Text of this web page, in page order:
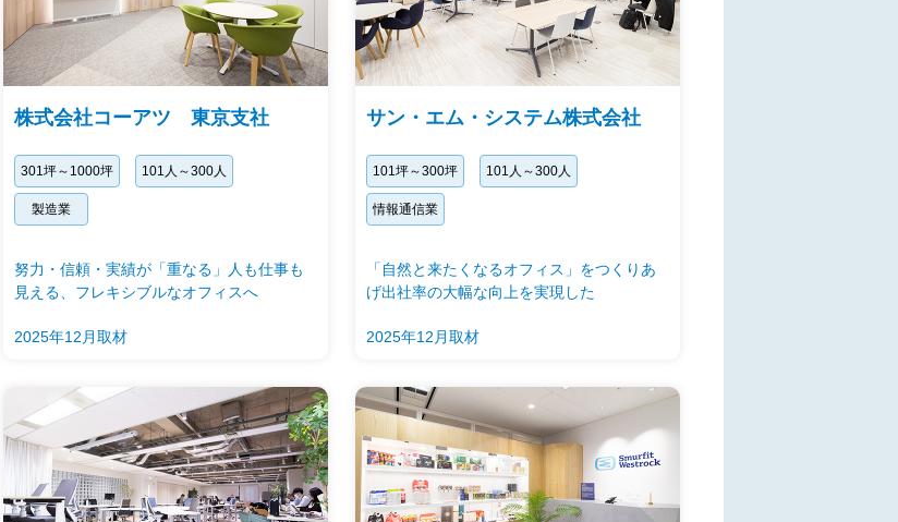
株式会社コーアツ 東京支社
301坪～1000坪 101人～300人
製造業
努力・信頼・実績が「重なる」人も仕事も
見える、フレキシブルなオフィスへ
2025年12月取材
サン・エム・システム株式会社
101坪～300坪 101人～300人
情報通信業
「自然と来たくなるオフィス」をつくりあ
げ出社率の大幅な向上を実現した
2025年12月取材